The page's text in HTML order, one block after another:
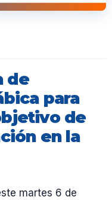
de
para
de
en la
martes 6 de